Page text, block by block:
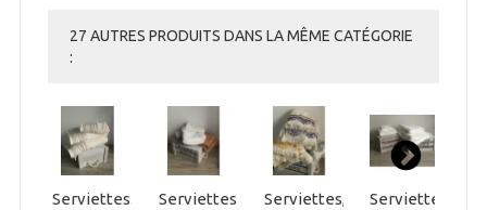
27 AUTRES PRODUITS DANS LA MÊME CATÉGORIE
:
Serviettes... Serviettes,... Serviettes,... Serviettes,...